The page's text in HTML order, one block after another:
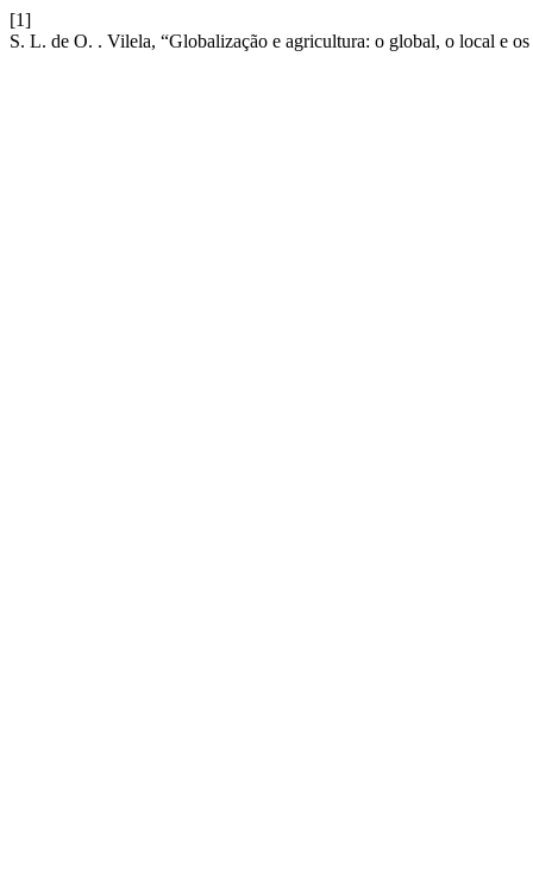
[1]
S. L. de O. . Vilela, “Globalização e agricultura: o global, o local e